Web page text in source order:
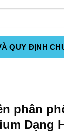
QUY ĐỊNH
phân
Dạng